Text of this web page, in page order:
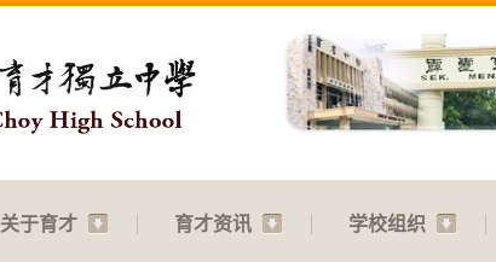
关于育才 育才资讯 学校组织